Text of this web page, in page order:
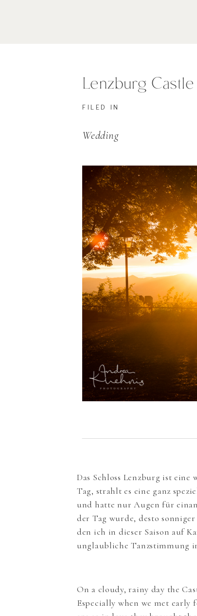
FILED IN
Wedding
Lenzburg
Das Schloss Lenzburg ist
Tag, strahlt es eine ganz
und hatte nur Augen für
der Tag wurde, desto
den ich in dieser Saison auf
unglaubliche Tanzstimmung
On a cloudy, rainy day the
Especially when we met